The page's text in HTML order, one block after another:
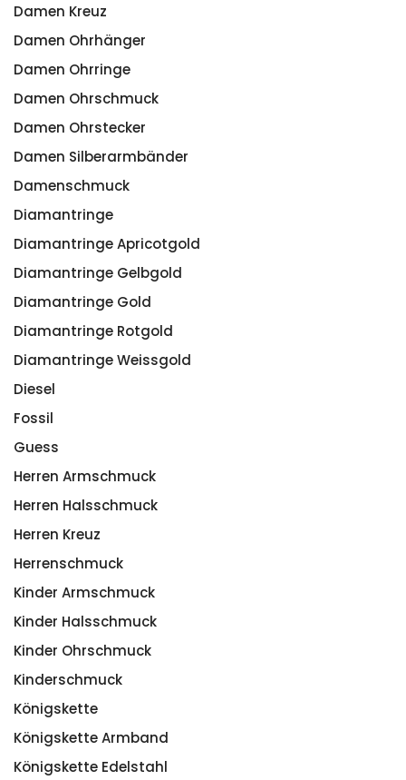
Damen Kreuz
Damen Ohrhänger
Damen Ohrringe
Damen Ohrschmuck
Damen Ohrstecker
Damen Silberarmbänder
Damenschmuck
Diamantringe
Diamantringe Apricotgold
Diamantringe Gelbgold
Diamantringe Gold
Diamantringe Rotgold
Diamantringe Weissgold
Diesel
Fossil
Guess
Herren Armschmuck
Herren Halsschmuck
Herren Kreuz
Herrenschmuck
Kinder Armschmuck
Kinder Halsschmuck
Kinder Ohrschmuck
Kinderschmuck
Königskette
Königskette Armband
Königskette Edelstahl